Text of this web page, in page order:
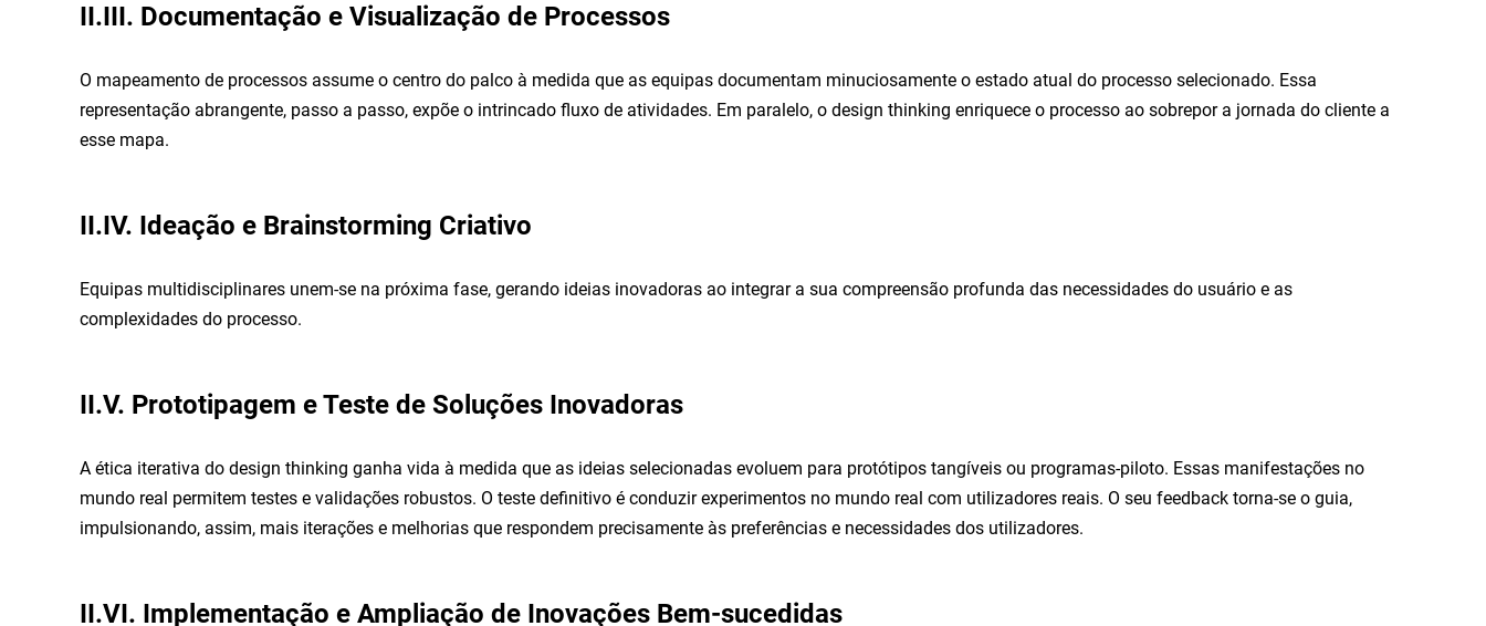
II.III. Documentação e Visualização de Processos
O mapeamento de processos assume o centro do palco à medida que as equipas documentam minuciosamente o estado atual do processo selecionado. Essa
representação abrangente, passo a passo, expõe o intrincado fluxo de atividades. Em paralelo, o design thinking enriquece o processo ao sobrepor a jornada do cliente a
esse mapa.
II.IV. Ideação e Brainstorming Criativo
Equipas multidisciplinares unem-se na próxima fase, gerando ideias inovadoras ao integrar a sua compreensão profunda das necessidades do usuário e as
complexidades do processo.
II.V. Prototipagem e Teste de Soluções Inovadoras
A ética iterativa do design thinking ganha vida à medida que as ideias selecionadas evoluem para protótipos tangíveis ou programas-piloto. Essas manifestações no
mundo real permitem testes e validações robustos. O teste definitivo é conduzir experimentos no mundo real com utilizadores reais. O seu feedback torna-se o guia,
impulsionando, assim, mais iterações e melhorias que respondem precisamente às preferências e necessidades dos utilizadores.
II.VI. Implementação e Ampliação de Inovações Bem-sucedidas